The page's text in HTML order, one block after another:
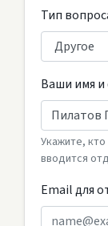
Тип
Ваши имя
Укажите,
вводится
Email для